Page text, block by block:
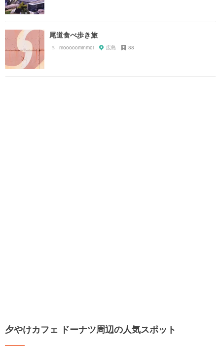
尾道食べ歩き旅
mooooominmoi 広島 88
夕やけカフェ ドーナツ周辺の人気スポット